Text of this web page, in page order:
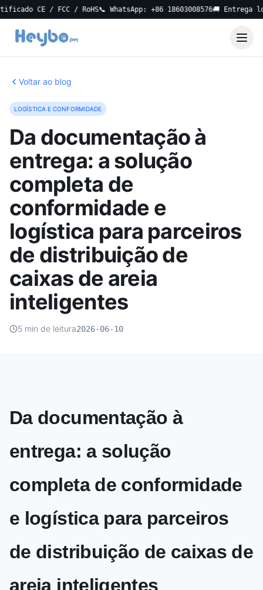
CE / FCC / RoHS📞 WhatsApp: +86 18603008576🚚 Entrega local
Voltar ao blog
LOGÍSTICA E CONFORMIDADE
Da documentação à
entrega: a solução
completa de
conformidade e
logística para parceiros
de distribuição de
caixas de areia
inteligentes
5 min de leitura2026-06-10
Da documentação à
entrega: a solução
completa de conformidade
e logística para parceiros
de distribuição de caixas de
areia inteligentes